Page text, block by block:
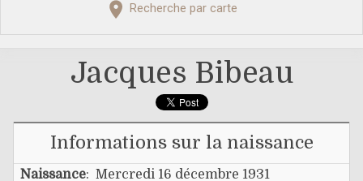
Recherche par carte
Jacques Bibeau
Informations sur la naissance
Naissance: Mercredi 16 décembre 1931